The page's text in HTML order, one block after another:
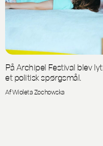
På Archipel Festival blev
et politisk spørgsmål.
Af Wioleta Zochowska